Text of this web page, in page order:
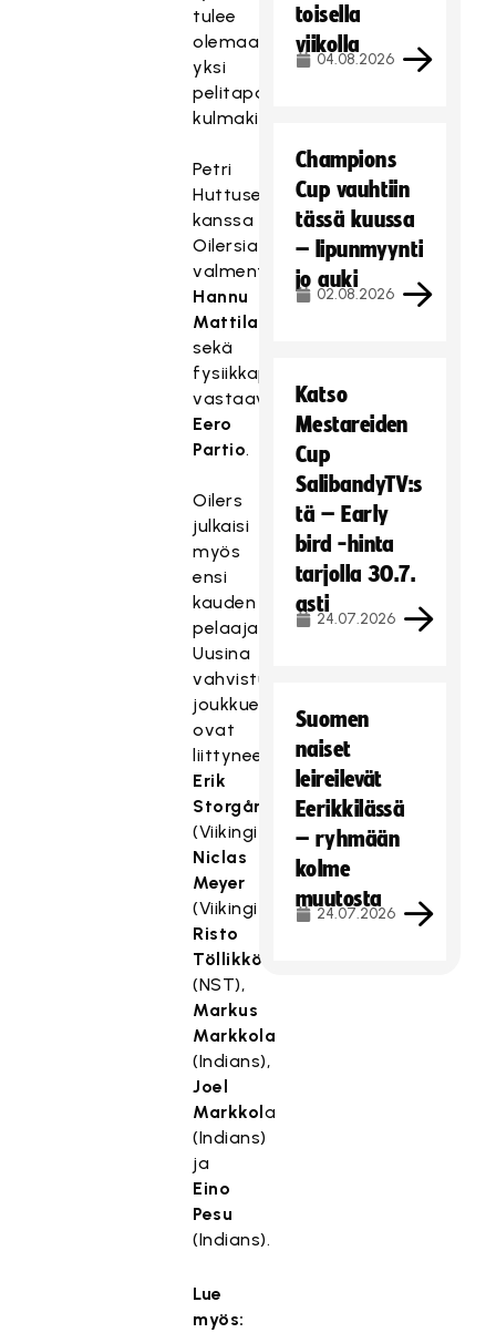
tulee
olemaan
yksi
pelitapamme
kulmakivistä.
Petri
Huttusen
kanssa
Oilersia
valmentavat
Hannu
Mattila
sekä
fysiikkapuolesta
vastaava
Eero
Partio.
Oilers
julkaisi
myös
ensi
kauden
pelaajaryhmänsä.
Uusina
vahvistuksina
joukkueeseen
ovat
liittyneet
Erik
Storgårds
(Viikingit),
Niclas
Meyer
(Viikingit),
Risto
Töllikkö
(NST),
Markus
Markkola
(Indians),
Joel
Markkola
(Indians)
ja
Eino
Pesu
(Indians).
Lue
myös:
toisella
viikolla
04.08.2026
Champions
Cup vauhtiin
tässä kuussa
– lipunmyynti
jo auki
02.08.2026
Katso
Mestareiden
Cup
SalibandyTV:s
tä – Early
bird -hinta
tarjolla 30.7.
asti
24.07.2026
Suomen
naiset
leireilevät
Eerikkilässä
– ryhmään
kolme
muutosta
24.07.2026